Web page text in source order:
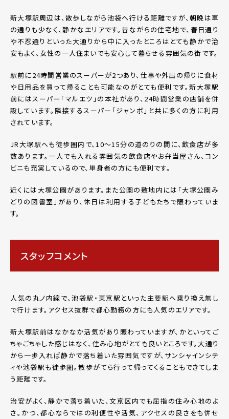
新大塚駅周辺は、散歩しながら池袋へ行ける距離ですが、朝晩は車
の通りも少なく、静かなエリアです。昔ながらの住宅地で、春日通り
や不忍通りといった大通りから中に入ったところはとても静かで治
安もよく、女性の一人住まいでも安心して暮らせる雰囲気の街です。
駅前に24時間営業のスーパーが2つあり、仕事や外出の帰りに食材
や日用品を買って帰ることも可能なのがとても便利です。新大塚駅
前にはスーパー「マルエツ」の本社があり、24時間営業の店舗を併
設しています。隣接するスーパー「ジャンボ」と共に多くの方に利用
されています。
JR大塚駅へも徒歩圏内で、10～15分の道のりの間に、飲食店が多
数あります。一人でも入れる雰囲気の飲食店やお弁当屋さん、コン
ビニも充実しているので、単身者の方にも便利です。
近くには大塚公園があります。また公園の敷地内には「大塚公園み
どりの図書室」があり、休日は利用する子どもたちで賑わっていま
す。
スタッフコメント
人気の丸ノ内線で、池袋駅・東京駅といった主要駅へ乗り換え無し
で行けます。アクセス抜群で都心勤務の方にも人気のエリアです。
新大塚駅前はなかなか活気があり賑わっていますが、かといってご
ちゃごちゃした感じはなく、住み心地がとても良いところです。大通り
から一歩入れば静かで落ち着いた雰囲気ですが、サンシャインシテ
ィや池袋駅も徒歩圏。散歩がてら行って帰ってくることもできてしま
う距離です。
治安がよく、静かで落ち着いた、文京区内でも屈指の住み心地のよ
さ。かつ、都心ならではの利便性や活気、アクセスの良さをも併せ